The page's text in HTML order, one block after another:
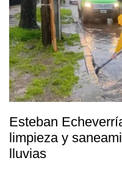
Esteban
limpieza y
lluvias